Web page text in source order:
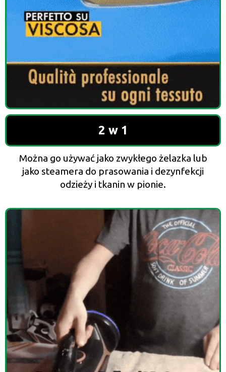
2 w 1
Można go używać jako zwykłego żelazka lub
jako steamera do prasowania i dezynfekcji
odzieży i tkanin w pionie.